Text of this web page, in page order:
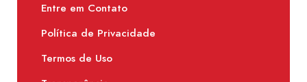
Entre em Contato
Política de Privacidade
Termos de Uso